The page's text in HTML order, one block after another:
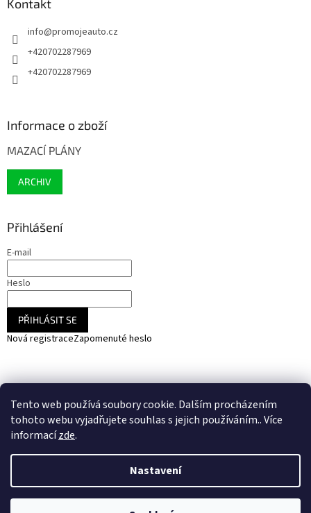
Tento web používá soubory cookie. Dalším procházením
tohoto webu vyjadřujete souhlas s jejich používáním.. Více
informacízde.
Nastavení
Kontakt
info@promojeauto.cz
+420702287969
+420702287969
Informace o zboží
MAZACÍ PLÁNY
ARCHIV
Přihlášení
E-mail
Heslo
PŘIHLÁSIT SE
Nová registraceZapomenuté heslo
SOLARCZ.cz - Vše pro solární energie a fotovoltaiku
Vytvořil Shoptet